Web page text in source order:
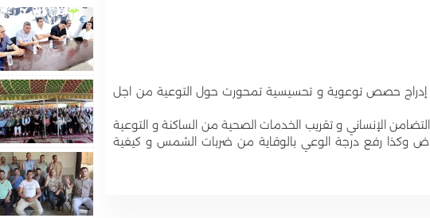
إدراج حصص توعوية و تحسيسية تمحورت حول التوعية من اجل
التضامن الإنساني و تقريب الخدمات الصحية من الساكنة و التوعية
وكذا رفع درجة الوعي بالوقاية من ضربات الشمس و كيفية